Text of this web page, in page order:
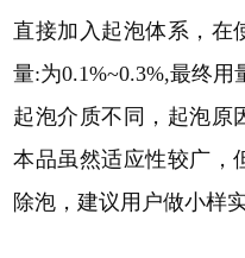
直接加入起泡体系，在
量:为0.1%~0.3%,最终
起泡介质不同，起泡原
本品虽然适应性较广，
除泡，建议用户做小样